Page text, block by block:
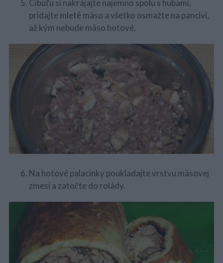
Cibuľu si nakrájajte najemno spolu s hubami,
pridajte mleté mäso a všetko osmažte na pancivi,
až kým nebude mäso hotové.
Na hotové palacinky poukladajte vrstvu mäsovej
zmesi a zatočte do rolády.